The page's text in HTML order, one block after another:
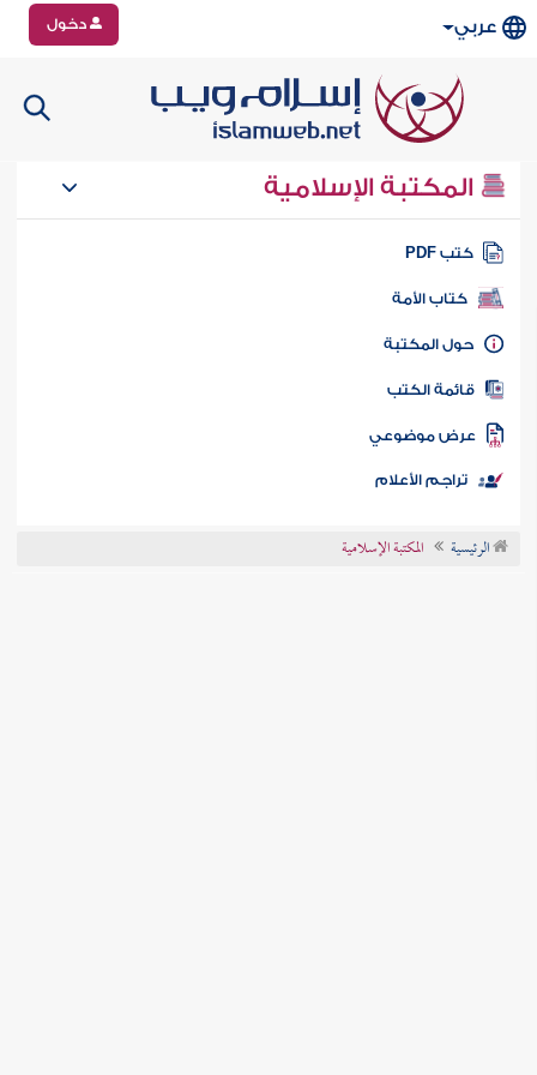
عربي دخول
المكتبة الإسلامية
كتب PDF
كتاب الأمة
المكتبة
الكتب
موضوعي
تراجم الأعلام
الرئيسية المكتبة الإسلامية